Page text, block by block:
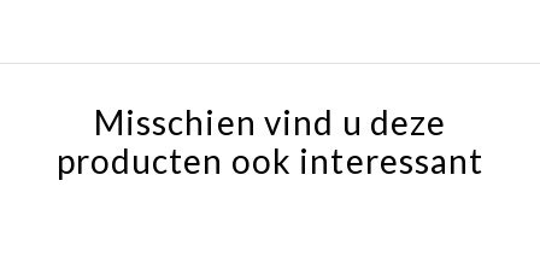
Misschien vind u deze
producten ook interessant